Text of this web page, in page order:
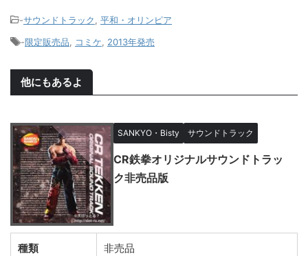
-サウンドトラック
平和・オリンピア
-限定販売品 コミケ 2013年発売
他にもあるよ
SANKYO・Bisty サウンドトラック
CR鉄拳オリジナルサウンドトラッ
ク非売品版
種類 非売品